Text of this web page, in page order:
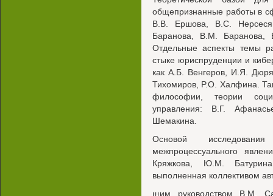
общепризнанные работы в
В.В. Ершова, B.C.
Баранова, В.М. Баранова,
Отдельные аспекты темы
стыке юриспруденции и
как А.Б. Венгеров, И.Я.
Тихомиров, P.O. Халфина.
философии, теории
управления: В.Г.
Шемакина.
Основой
межпроцессуального
Кряжкова, Ю.М.
выполненная коллективом
щим руководством В.М.